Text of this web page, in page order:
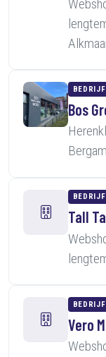
BEDRIJF
Bos
BEDRIJF
Tall
BEDRIJF
Vero